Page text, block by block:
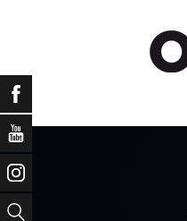
Facebook
YouTube
Instagram
Vyhledat